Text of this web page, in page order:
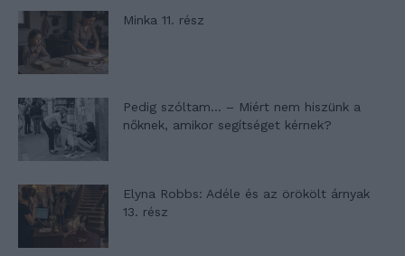
Minka 11. rész
Pedig szóltam… – Miért nem hiszünk a
nőknek, amikor segítséget kérnek?
Elyna Robbs: Adéle és az örökölt árnyak
13. rész